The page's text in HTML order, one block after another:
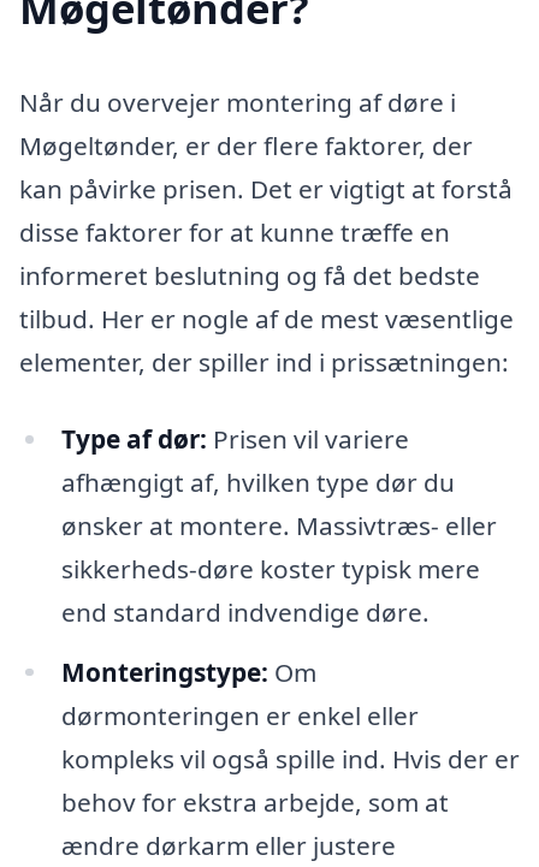
Når du overvejer montering af døre i
Møgeltønder, er der flere faktorer, der
kan påvirke prisen. Det er vigtigt at forstå
disse faktorer for at kunne træffe en
informeret beslutning og få det bedste
tilbud. Her er nogle af de mest væsentlige
elementer, der spiller ind i prissætningen:
Type af dør: Prisen vil variere
afhængigt af, hvilken type dør du
ønsker at montere. Massivtræs- eller
sikkerheds-døre koster typisk mere
end standard indvendige døre.
Monteringstype: Om
dørmonteringen er enkel eller
kompleks vil også spille ind. Hvis der er
behov for ekstra arbejde, som at
ændre dørkarm eller justere